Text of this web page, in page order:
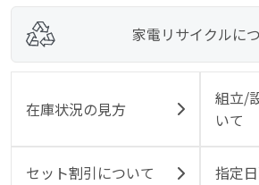
家電リサイクルに
在庫状況の見方
組立/
いて
セット割引について 指定